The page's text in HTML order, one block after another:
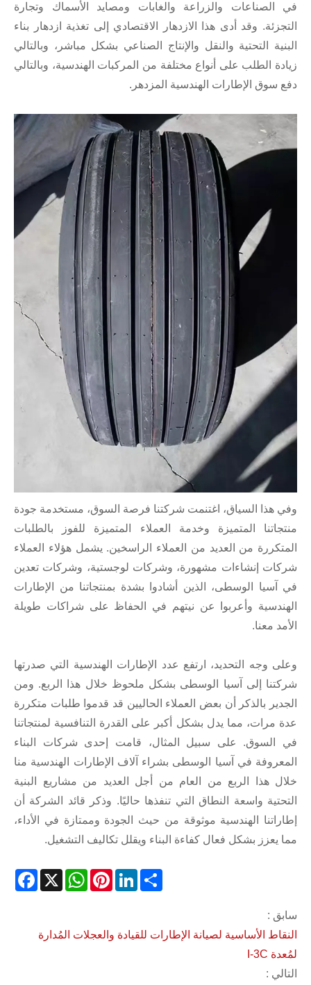
في الصناعات والزراعة والغابات ومصايد الأسماك وتجارة
التجزئة. وقد أدى هذا الازدهار الاقتصادي إلى تغذية ازدهار بناء
البنية التحتية والنقل والإنتاج الصناعي بشكل مباشر، وبالتالي
زيادة الطلب على أنواع مختلفة من المركبات الهندسية، وبالتالي
دفع سوق الإطارات الهندسية المزدهر.
وفي هذا السياق، اغتنمت شركتنا فرصة السوق، مستخدمة جودة
منتجاتنا المتميزة وخدمة العملاء المتميزة للفوز بالطلبات
المتكررة من العديد من العملاء الراسخين. يشمل هؤلاء العملاء
شركات إنشاءات مشهورة، وشركات لوجستية، وشركات تعدين
في آسيا الوسطى، الذين أشادوا بشدة بمنتجاتنا من الإطارات
الهندسية وأعربوا عن نيتهم ​​في الحفاظ على شراكات طويلة
الأمد معنا.
وعلى وجه التحديد، ارتفع عدد الإطارات الهندسية التي صدرتها
شركتنا إلى آسيا الوسطى بشكل ملحوظ خلال هذا الربع. ومن
الجدير بالذكر أن بعض العملاء الحاليين قد قدموا طلبات متكررة
عدة مرات، مما يدل بشكل أكبر على القدرة التنافسية لمنتجاتنا
في السوق. على سبيل المثال، قامت إحدى شركات البناء
المعروفة في آسيا الوسطى بشراء آلاف الإطارات الهندسية منا
خلال هذا الربع من العام من أجل العديد من مشاريع البنية
التحتية واسعة النطاق التي تنفذها حاليًا. وذكر قائد الشركة أن
إطاراتنا الهندسية موثوقة من حيث الجودة وممتازة في الأداء،
مما يعزز بشكل فعال كفاءة البناء ويقلل تكاليف التشغيل.
X
WhatsAppPinterestLinkedInShare
سابق :
النقاط الأساسية لصيانة الإطارات للقيادة والعجلات المُدارة
لمُعدة I-3C
التالي :